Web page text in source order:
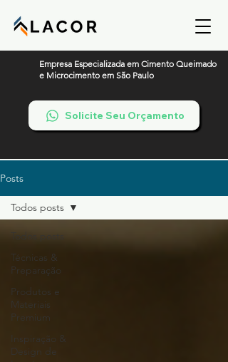
Empresa Especializada em Cimento Queimado
e Microcimento em São Paulo
Solicite Seu Orçamento
Posts
Técnicas &
Preparação
Produtos e
Materiais
Premium
Inspiração &
Design de
Todos posts